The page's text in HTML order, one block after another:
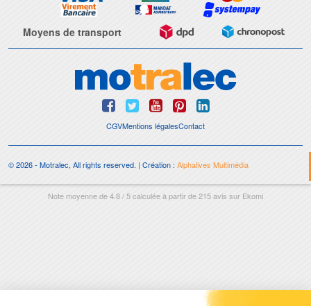
Moyens de transport
CGVMentions légalesContact
© 2026 - Motralec, All rights reserved. | Création :Alphalives Multimédia
Note moyenne de4.8/5calculée à partir de215avis sur Ekomi